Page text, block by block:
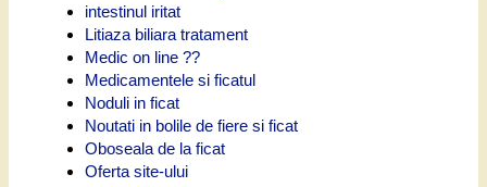
intestinul iritat
Litiaza biliara tratament
Medic on line ??
Medicamentele si ficatul
Noduli in ficat
Noutati in bolile de fiere si ficat
Oboseala de la ficat
Oferta site-ului